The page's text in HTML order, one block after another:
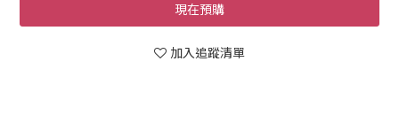
現在預購
加入追蹤清單